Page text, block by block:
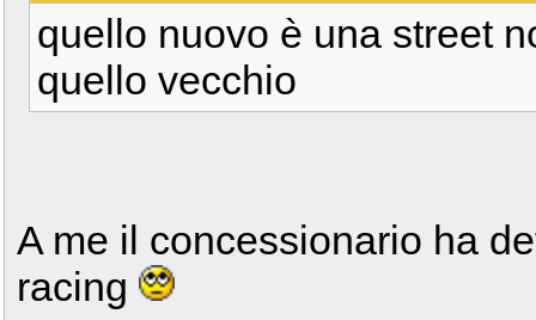
quello nuovo è una street
quello vecchio
A me il concessionario ha
racing